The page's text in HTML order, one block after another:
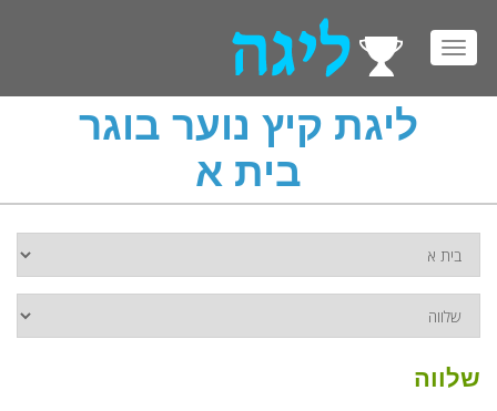
ליגת קיץ נוער בוגר
בית א
שלווה